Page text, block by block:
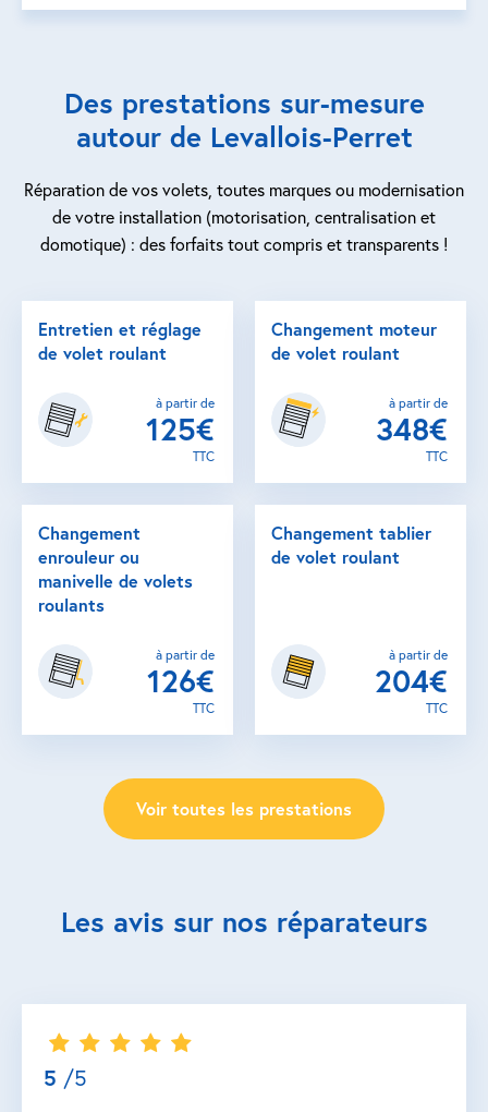
Des prestations sur-mesure
autour de Levallois-Perret
Réparation de vos volets, toutes marques ou modernisation
de votre installation (motorisation, centralisation et
domotique) : des forfaits tout compris et transparents !
Entretien et réglage
de volet roulant
à partir de
125€
TTC
Changement moteur
de volet roulant
à partir de
348€
TTC
Changement
enrouleur ou
manivelle de volets
roulants
à partir de
126€
TTC
Changement tablier
de volet roulant
à partir de
204€
TTC
Voir toutes les prestations
Les avis sur nos réparateurs
5 /5